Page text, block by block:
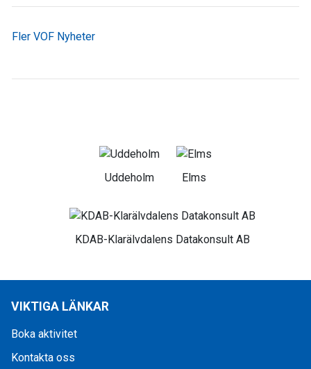
Fler VOF Nyheter
Uddeholm Elms
KDAB-Klarälvdalens Datakonsult AB
VIKTIGA LÄNKAR
Boka aktivitet
Kontakta oss